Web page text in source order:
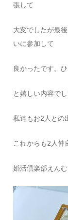
張して
大変でしたが最
いに参加して
良かったです。
と嬉しい内容でし
私達もお2人と
これからも2人仲
婚活倶楽部えん